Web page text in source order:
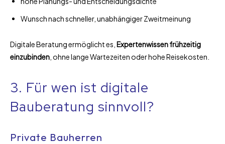
Wunsch nach schneller, unabhängiger Zweitmeinung
Digitale Beratung ermöglicht es, Expertenwissen frühzeitig
einzubinden , ohne lange Wartezeiten oder hohe Reisekosten.
3. Für wen ist digitale
Bauberatung sinnvoll?
Private Bauherren